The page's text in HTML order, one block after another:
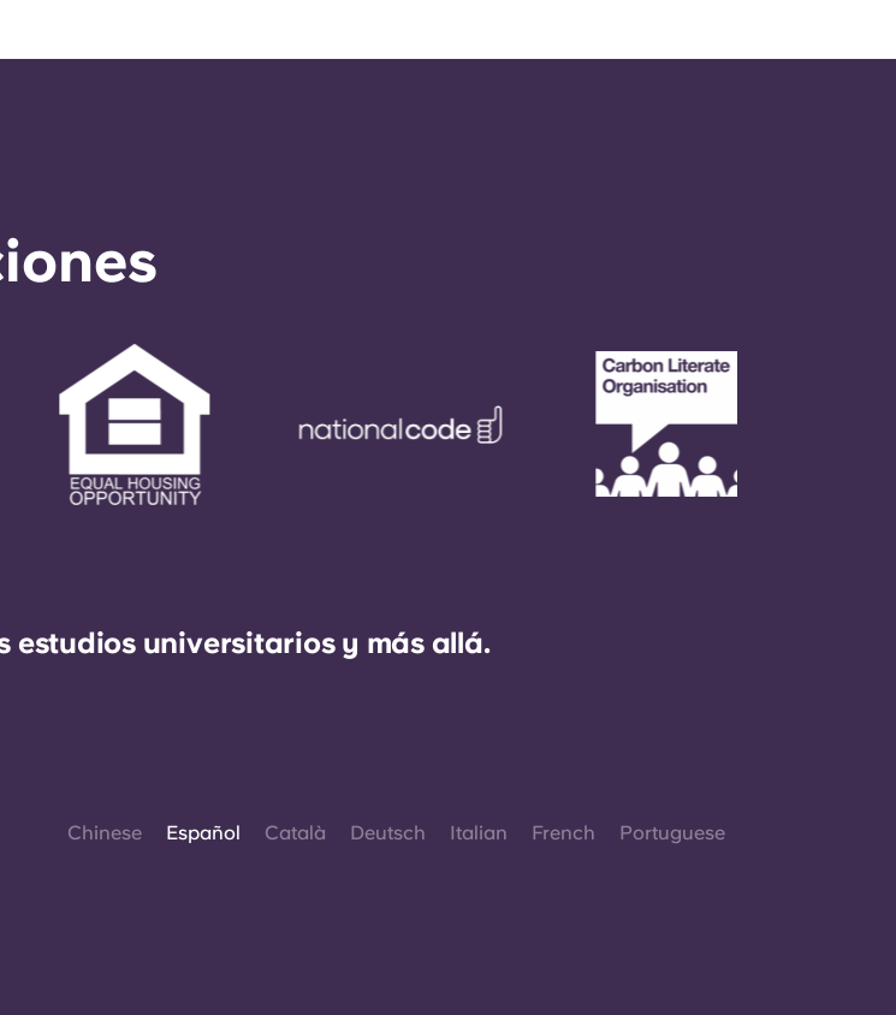
estudios universitarios y más allá.
Chinese Español Català Deutsch Italian French Portuguese